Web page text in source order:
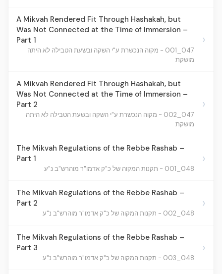
A Mikvah Rendered Fit Through Hashakah, but
Was Not Connected at the Time of Immersion –
Part 1
047_001 - מקוה הנכשרת ע"י השקה ובשעת הטבילה לא היתה
מושקת
›
A Mikvah Rendered Fit Through Hashakah, but
Was Not Connected at the Time of Immersion –
Part 2
047_002 - מקוה הנכשרת ע"י השקה ובשעת הטבילה לא היתה
מושקת
›
The Mikvah Regulations of the Rebbe Rashab –
Part 1
048_001 - תקנות המקוה של כ"ק אדמו"ר מוהרש"ב נ"ע
›
The Mikvah Regulations of the Rebbe Rashab –
Part 2
048_002 - תקנות המקוה של כ"ק אדמו"ר מוהרש"ב נ"ע
›
The Mikvah Regulations of the Rebbe Rashab –
Part 3
048_003 - תקנות המקוה של כ"ק אדמו"ר מוהרש"ב נ"ע
›